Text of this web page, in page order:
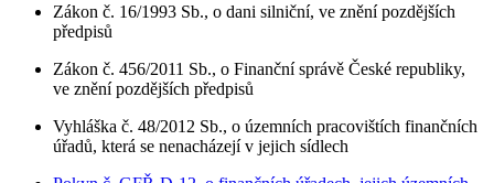
Zákon č. 16/1993 Sb., o dani silniční, ve znění pozdějších
předpisů
Zákon č. 456/2011 Sb., o Finanční správě České republiky,
ve znění pozdějších předpisů
Vyhláška č. 48/2012 Sb., o územních pracovištích finančních
úřadů, která se nenacházejí v jejich sídlech